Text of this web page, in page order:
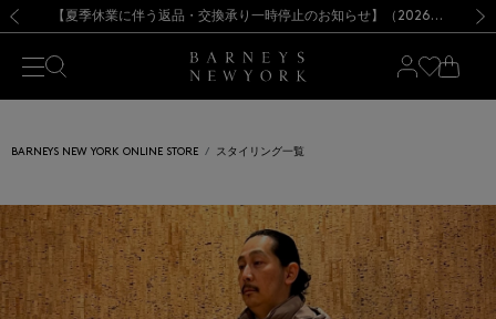
新規登録のお客様も対象！＜MY BARNEYS＞会員のお客様は11,000円（税込）以上のお買上げで常時送料無料！お買い物の際は会員登録を！
【夏季休業に伴う出荷一時停止のお知らせ】(2026.8.7) 【オンラインストア カスタマーセンター夏季休業に関するお知らせ】（2026.8.7）【夏季休業に伴う返品・交換承り一時停止のお知らせ】（2026.8.5）
熊本県を中心とした地震の影響によるお荷物のお届けについて
【開催中】SUMMER SALEのご案内・ご注意事項 新規登録のお客様も対象！＜MY BARNEYS＞会員のお客様は11,000円（税込）以上のお買上げで常時送料無料！お買い物の際は会員登録を！
【夏季休業に伴う出荷一時停止のお知らせ】(2026.8.7)
BARNEYS NEW YORK ONLINE STORE スタイリング一覧